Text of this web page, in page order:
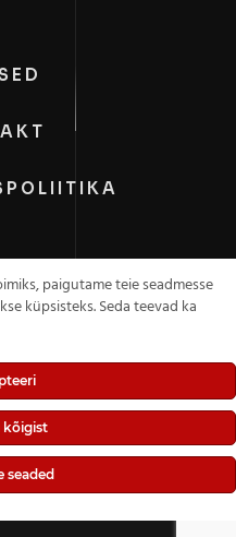
kaitstud.
paigutame teie seadmesse
küpsisteks. Seda teevad ka
kõigist
seaded